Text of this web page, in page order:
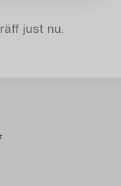
just nu.